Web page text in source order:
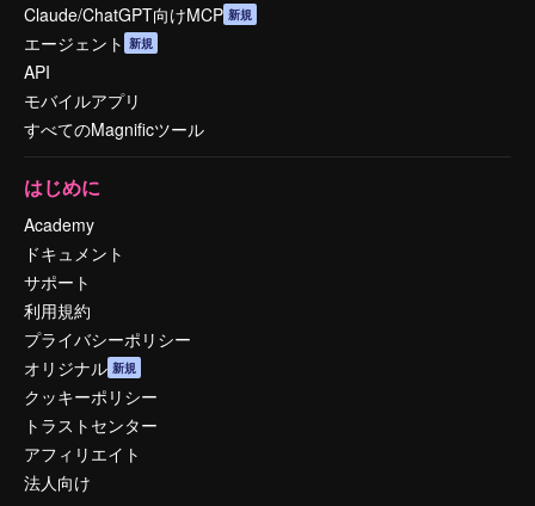
Claude/ChatGPT向けMCP 新規
エージェント 新規
API
モバイルアプリ
すべてのMagnificツール
はじめに
Academy
ドキュメント
サポート
利用規約
プライバシーポリシー
オリジナル 新規
クッキーポリシー
トラストセンター
アフィリエイト
法人向け